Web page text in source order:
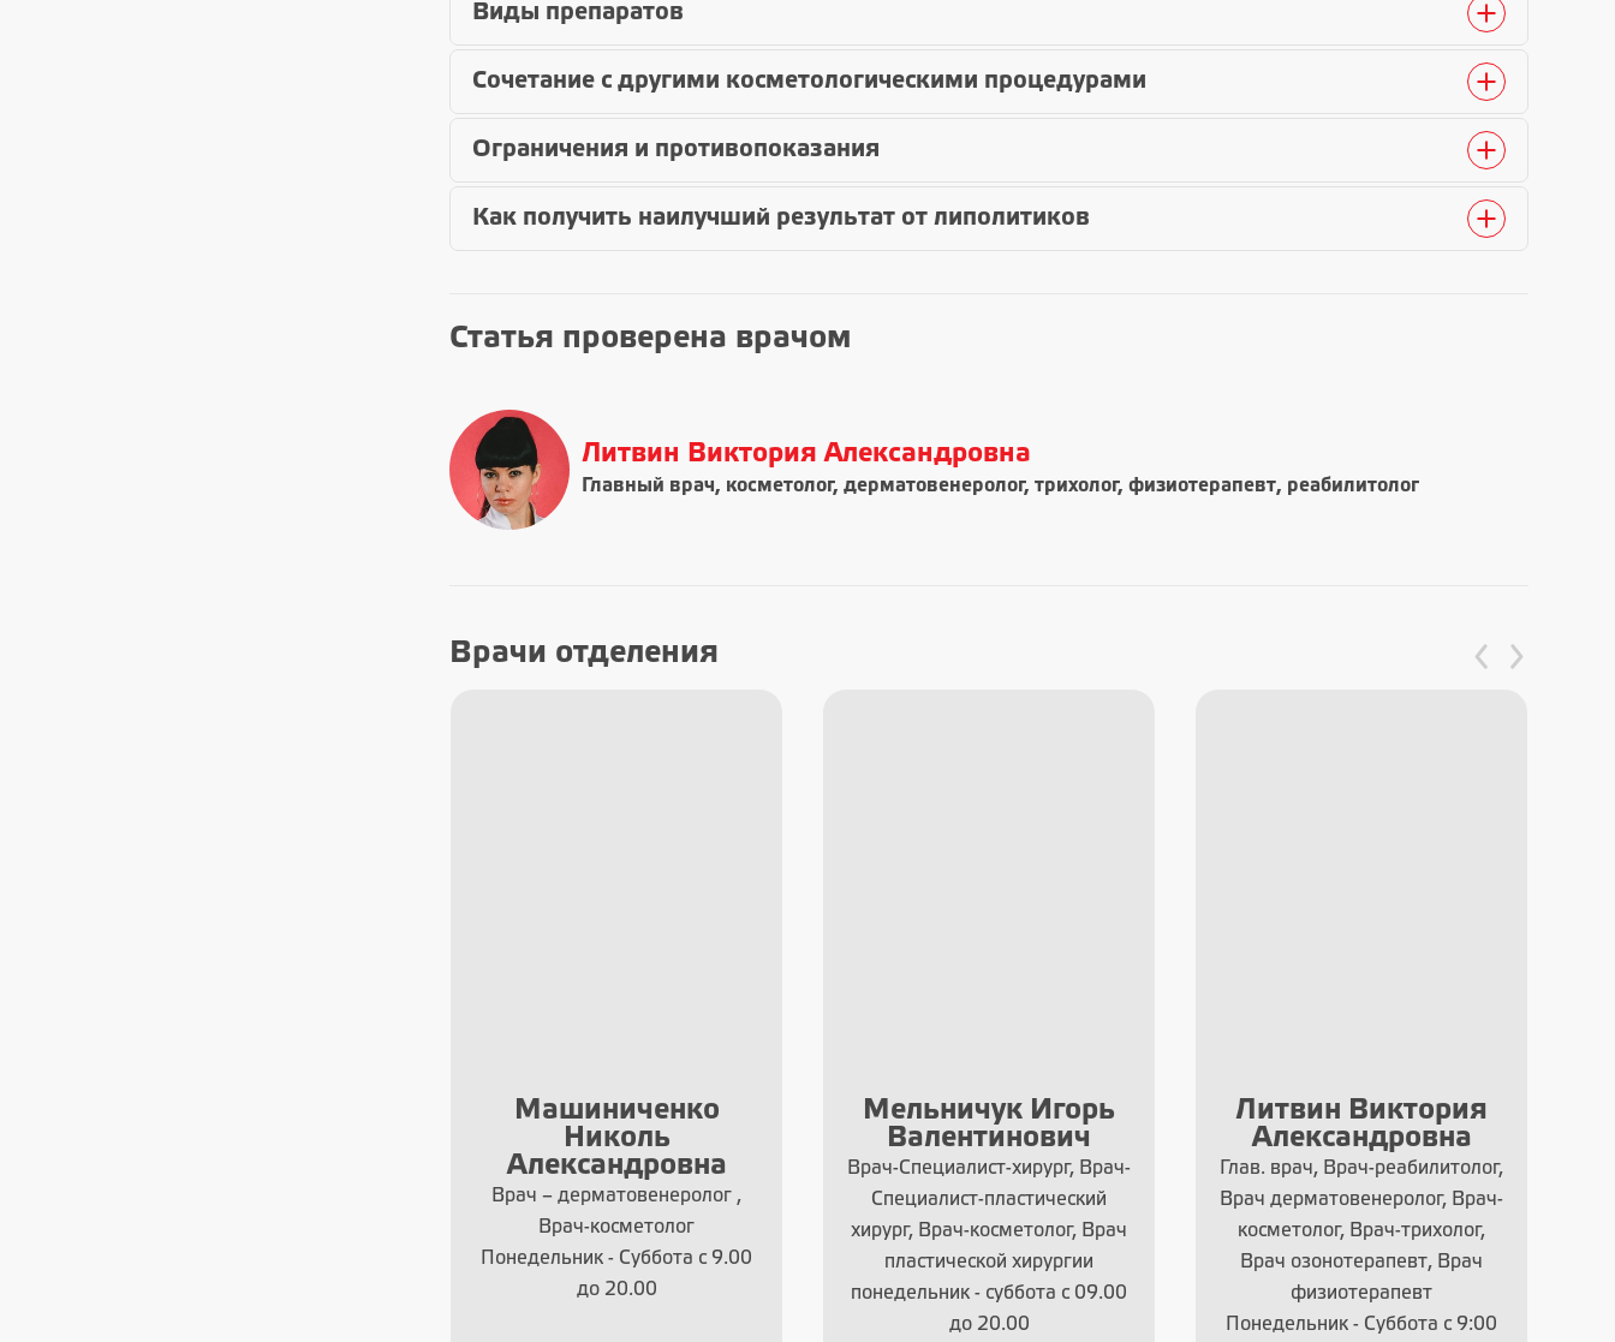
Виды препаратов
Сочетание с другими косметологическими процедурами
Ограничения и противопоказания
Как получить наилучший результат от липолитиков
Статья проверена врачом
Литвин Виктория Александровна
Главный врач, косметолог, дерматовенеролог, трихолог, физиотерапевт, реабилитолог
Врачи отделения
Машиниченко
Николь
Александровна
Врач – дерматовенеролог ,
Врач-косметолог
Понедельник - Суббота с 9.00
до 20.00
Мельничук Игорь
Валентинович
Врач-Специалист-хирург, Врач-
Специалист-пластический
хирург, Врач-косметолог, Врач
пластической хирургии
понедельник - суббота с 09.00
до 20.00
Литвин Виктория
Александровна
Глав. врач, Врач-реабилитолог,
Врач дерматовенеролог, Врач-
косметолог, Врач-трихолог,
Врач озонотерапевт, Врач
физиотерапевт
Понедельник - Суббота с 9:00